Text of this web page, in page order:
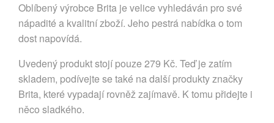
Oblíbený výrobce Brita je velice vyhledáván pro své
nápadité a kvalitní zboží. Jeho pestrá nabídka o tom
dost napovídá.
Uvedený produkt stojí pouze 279 Kč. Teď je zatím
skladem, podívejte se také na další produkty značky
Brita, které vypadají rovněž zajímavě. K tomu přidejte i
něco sladkého.